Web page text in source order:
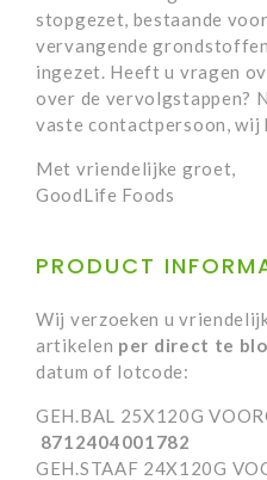
stopgezet, bestaande
vervangende
ingezet. Heeft u vragen
over de vervolgstappen?
vaste contactpersoon, wij
Met vriendelijke groet,
GoodLife Foods
PRODUCT
Wij verzoeken u
artikelen per direct te
datum of lotcode:
GEH.BAL 25X120G
8712404001782
GEH.STAAF 24X120G